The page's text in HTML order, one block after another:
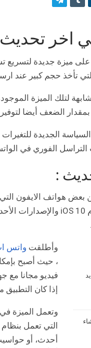
تحديث 2021
ميزة جديدة لتسريع
تأخذ حجم كبير عند
لتلك الميزة
الضعف أيضا لتوفير
:
وأطلقت واتس
، حيث أصبح
فيديو مجانا
إذا كان
وتعمل الميزة